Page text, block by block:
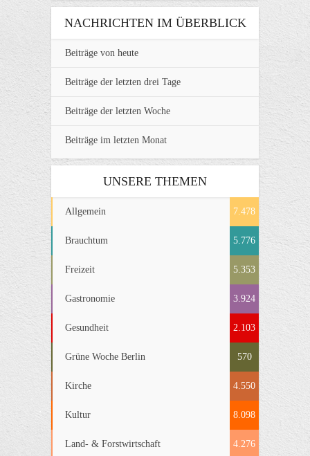
NACHRICHTEN IM ÜBERBLICK
Beiträge von heute
Beiträge der letzten drei Tage
Beiträge der letzten Woche
Beiträge im letzten Monat
UNSERE THEMEN
Allgemein 7.478
Brauchtum 5.776
Freizeit 5.353
Gastronomie 3.924
Gesundheit 2.103
Grüne Woche Berlin 570
Kirche 4.550
Kultur 8.098
Land- & Forstwirtschaft 4.276